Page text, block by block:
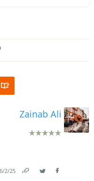
Zainab Ali
25‏/2‏/2026